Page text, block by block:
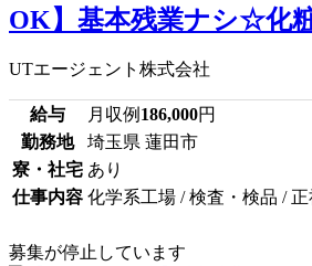
OK】基本残業ナシ☆化
UTエージェント株式会社
給与 月収例 186,000円
勤務地
埼玉県 蓮田市
寮・社宅 あり
仕事内容 化学系工場 / 検査・検品 / 正
募集が停止しています